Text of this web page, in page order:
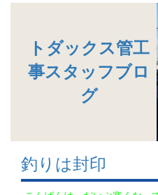
トダックス管工
事スタッフブロ
グ
釣りは封印